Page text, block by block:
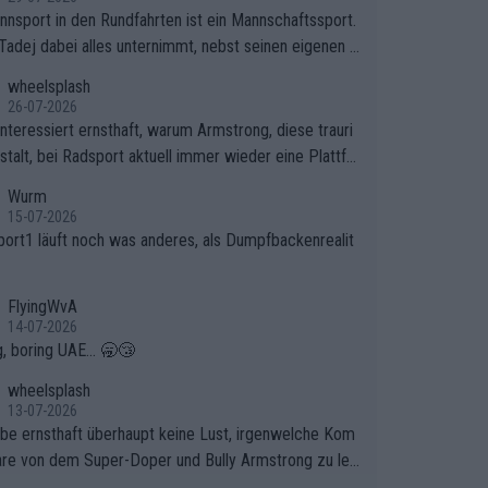
in den Rundfahrten ist ein Mannschaftssport.
dabei alles unternimmt, nebst seinen eigenen A
das ganze Team auch mental stark zu machen und
am Erfolg teilzuhaben, ist ihm ganz hoch anzurech
ist ein Zeichen weit über den Radsport hinaus.
wheelsplash
26-07-2026
ernsthaft, warum Armstrong, diese trauri
bei Radsport aktuell immer wieder eine Plattfo
Wurm
15-07-2026
läuft noch was anderes, als Dumpfbackenrealit
FlyingWvA
14-07-2026
boring UAE... 🥱😴
wheelsplash
13-07-2026
ernsthaft überhaupt keine Lust, irgenwelche Kom
von dem Super-Doper und Bully Armstrong zu les